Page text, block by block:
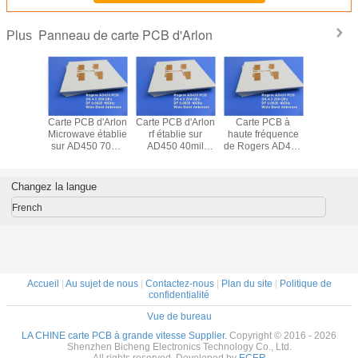
Plus Panneau de carte PCB d'Arlon
pour
de
de
Carte PCB d'Arlon
Microwave établie
sur AD450 70mil
d'immersion pour
la miniaturisation
Carte PCB d'Arlon
rf établie sur
AD450 40mil
des applications
fréquence
Carte PCB à
haute fréquence
de Rogers AD450
l'or d'immersion
larges de bande.
Changez la langue
French
Accueil Au sujet de nous| Contactez-nous| Plan du site
Politique de
confidentialité
Vue de bureau
LA CHINE carte PCB à grande vitesse Supplier. Copyright © 2016 - 2026
Shenzhen Bicheng Electronics Technology Co., Ltd.